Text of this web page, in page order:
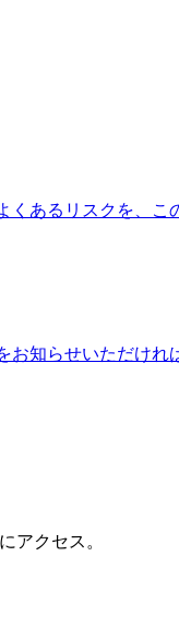
あるリスクを、こ
知らせいただけれ
アクセス。